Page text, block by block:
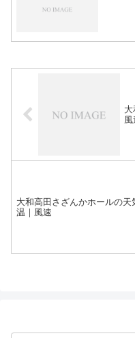
大
風
大和高田さざんかホールの天
温｜風速